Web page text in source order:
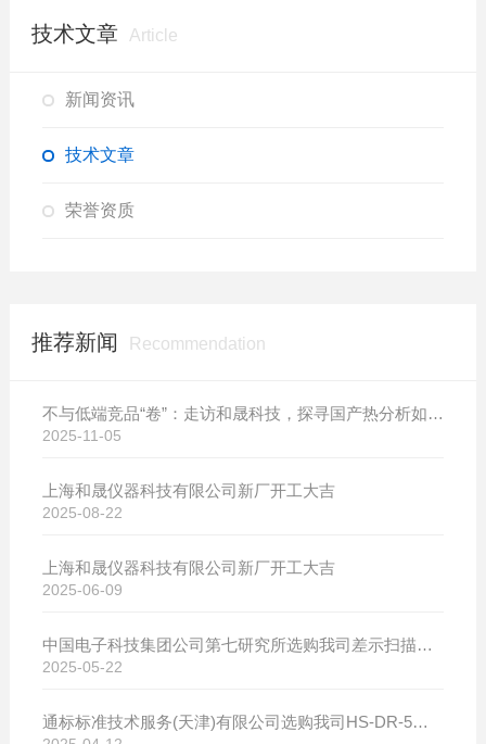
技术文章 Article
新闻资讯
技术文章
荣誉资质
推荐新闻 Recommendation
不与低端竞品“卷”：走访和晟科技，探寻国产热分析如何行稳致远
2025-11-05
上海和晟仪器科技有限公司新厂开工大吉
2025-08-22
上海和晟仪器科技有限公司新厂开工大吉
2025-06-09
中国电子科技集团公司第七研究所选购我司差示扫描量热仪
2025-05-22
通标标准技术服务(天津)有限公司选购我司HS-DR-5导热系数测试仪